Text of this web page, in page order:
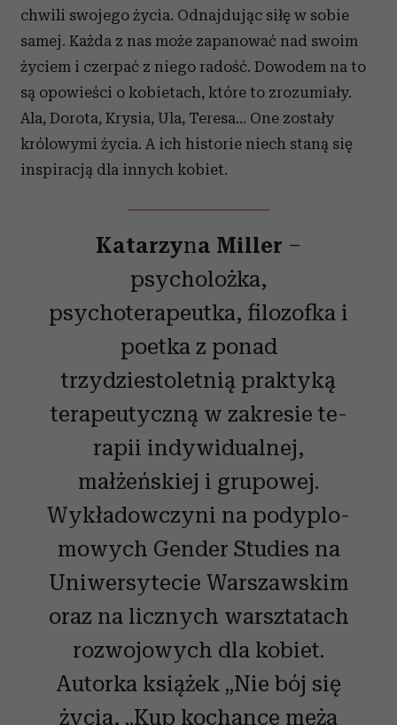
chwili swojego życia. Odnajdując siłę w sobie
samej. Każda z nas może zapanować nad swoim
życiem i czerpać z niego radość. Dowodem na to
są opowieści o kobietach, które to zrozumiały.
Ala, Dorota, Krysia, Ula, Teresa… One zostały
królowymi życia. A ich historie niech staną się
inspiracją dla innych kobiet.
Katarzyna Miller –
psycholożka,
psychoterapeutka, filozofka i
poetka z ponad
trzydziestoletnią praktyką
terapeutyczną w zakresie te­
rapii indywidualnej,
małżeńskiej i grupowej.
Wykładowczyni na podyplo­
mowych Gender Studies na
Uniwersytecie Warszawskim
oraz na licznych warsztatach
rozwojowych dla kobiet.
Autorka książek „Nie bój się
życia, „Kup kochance męża